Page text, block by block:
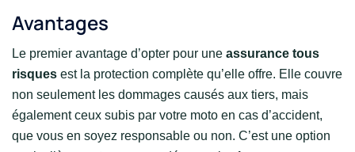
Avantages
Le premier avantage d’opter pour une assurance tous
risques est la protection complète qu’elle offre. Elle couvre
non seulement les dommages causés aux tiers, mais
également ceux subis par votre moto en cas d’accident,
que vous en soyez responsable ou non. C’est une option